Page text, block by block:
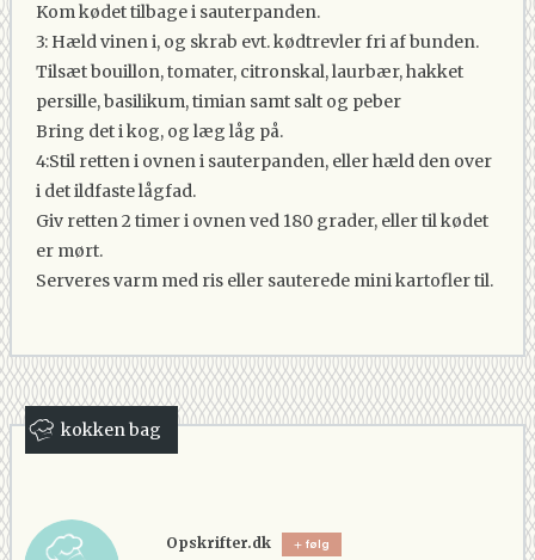
Kom kødet tilbage i sauterpanden.
3: Hæld vinen i, og skrab evt. kødtrevler fri af bunden.
Tilsæt bouillon, tomater, citronskal, laurbær, hakket
persille, basilikum, timian samt salt og peber
Bring det i kog, og læg låg på.
4:Stil retten i ovnen i sauterpanden, eller hæld den over
i det ildfaste lågfad.
Giv retten 2 timer i ovnen ved 180 grader, eller til kødet
er mørt.
Serveres varm med ris eller sauterede mini kartofler til.
kokken bag
Opskrifter.dk følg